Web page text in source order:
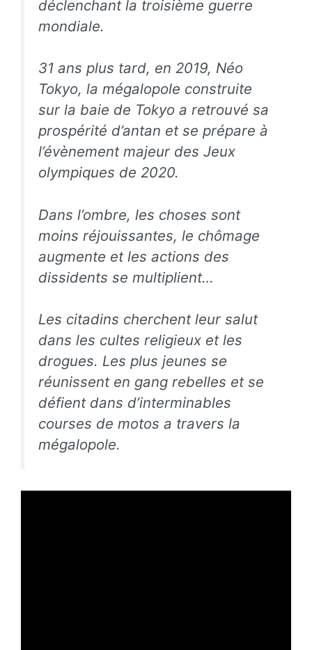
déclenchant la troisième guerre
mondiale.
31 ans plus tard, en 2019, Néo
Tokyo, la mégalopole construite
sur la baie de Tokyo a retrouvé sa
prospérité d’antan et se prépare à
l’évènement majeur des Jeux
olympiques de 2020.
Dans l’ombre, les choses sont
moins réjouissantes, le chômage
augmente et les actions des
dissidents se multiplient…
Les citadins cherchent leur salut
dans les cultes religieux et les
drogues. Les plus jeunes se
réunissent en gang rebelles et se
défient dans d’interminables
courses de motos a travers la
mégalopole.